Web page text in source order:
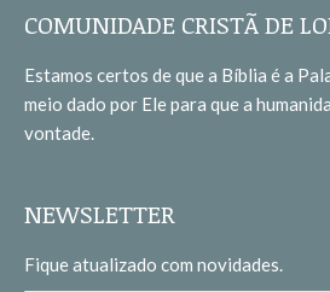
opens
new
window
opens
new
window
COMUNIDADE CRISTÃ DE
Estamos certos de que a Bíblia é a
meio dado por Ele para que a
vontade.
NEWSLETTER
Fique atualizado com novidades.